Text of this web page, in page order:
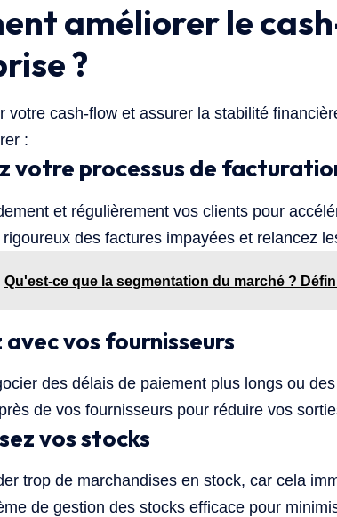
améliorer le
?
votre cash-flow et assurer la stabilité
:
votre processus de
et régulièrement vos clients pour
des factures impayées et relancez
Qu'est-ce que la segmentation du marché ?
avec vos fournisseurs
des délais de paiement plus longs ou
de vos fournisseurs pour réduire vos
vos stocks
trop de marchandises en stock, car cela
de gestion des stocks efficace pour